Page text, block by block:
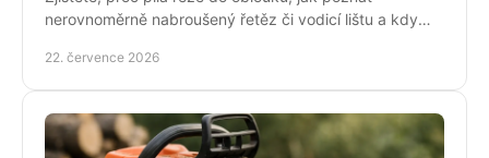
nerovnoměrně nabroušený řetěz či vodicí lištu a kdy
22. července 2026